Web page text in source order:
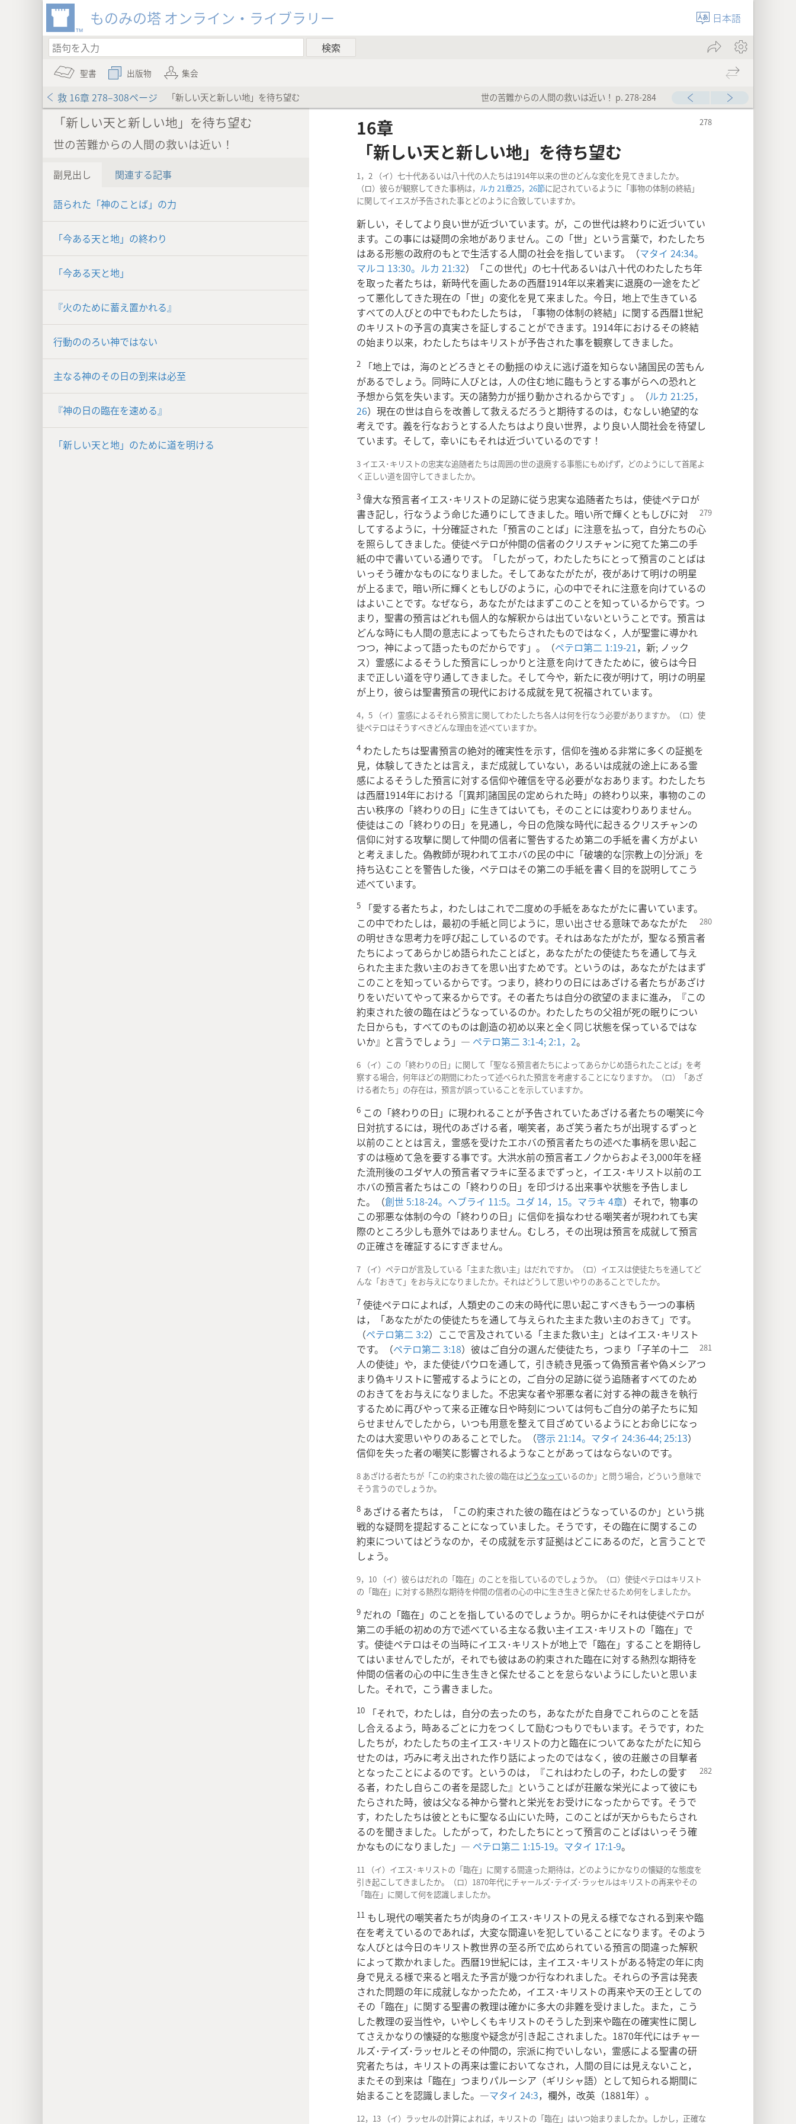
ものみの塔 オンライン・ライブラリー 日本語
聖書 出版物 集会
救 16章 278–308ページ 「新しい天と新しい地」を待ち望む 世の苦難からの人間の救いは近い！ p. 278-284
「新しい天と新しい地」を待ち望む
世の苦難からの人間の救いは近い！
副見出し 関連する記事
語られた「神のことば」の力
「今ある天と地」の終わり
「今ある天と地」
『火のために蓄え置かれる』
行動ののろい神ではない
主なる神のその日の到来は必至
『神の日の臨在を速める』
「新しい天と地」のために道を明ける
16章
「新しい天と新しい地」を待ち望む
1，2 （イ）七十代あるいは八十代の人たちは1914年以来の世のどんな変化を見てきましたか。
（ロ）彼らが観察してきた事柄は， ルカ 21章25，26節に記されているように「事物の体制の終結」
に関してイエスが予告された事とどのように合致していますか。
新しい，そしてより良い世が近づいています。が，この世代は終わりに近づいてい
ます。この事には疑問の余地がありません。この「世」という言葉で，わたしたち
はある形態の政府のもとで生活する人間の社会を指しています。（マタイ 24:34。
マルコ 13:30。 ルカ 21:32）「この世代」の七十代あるいは八十代のわたしたち年
を取った者たちは，新時代を画したあの西暦1914年以来着実に退廃の一途をたど
って悪化してきた現在の「世」の変化を見て来ました。今日，地上で生きている
すべての人びとの中でもわたしたちは，「事物の体制の終結」に関する西暦1世紀
のキリストの予言の真実さを証しすることができます。1914年におけるその終結
の始まり以来，わたしたちはキリストが予告された事を観察してきました。
2
「地上では，海のとどろきとその動揺のゆえに逃げ道を知らない諸国民の苦もん
があるでしょう。同時に人びとは，人の住む地に臨もうとする事がらへの恐れと
予想から気を失います。天の諸勢力が揺り動かされるからです」。（ルカ 21:25，
26）現在の世は自らを改善して救えるだろうと期待するのは，むなしい絶望的な
考えです。義を行なおうとする人たちはより良い世界，より良い人間社会を待望し
ています。そして，幸いにもそれは近づいているのです！
3 イエス･キリストの忠実な追随者たちは周囲の世の退廃する事態にもめげず，どのようにして首尾よ
く正しい道を固守してきましたか。
3 偉大な預言者イエス･キリストの足跡に従う忠実な追随者たちは，使徒ペテロが
書き記し，行なうよう命じた通りにしてきました。暗い所で輝くともしびに対
してするように，十分確証された「預言のことば」に注意を払って，自分たちの心
を照らしてきました。使徒ペテロが仲間の信者のクリスチャンに宛てた第二の手
紙の中で書いている通りです。「したがって，わたしたちにとって預言のことばは
いっそう確かなものになりました。そしてあなたがたが，夜があけて明けの明星
が上るまで，暗い所に輝くともしびのように，心の中でそれに注意を向けているの
はよいことです。なぜなら，あなたがたはまずこのことを知っているからです。つ
まり，聖書の預言はどれも個人的な解釈からは出ていないということです。預言は
どんな時にも人間の意志によってもたらされたものではなく，人が聖霊に導かれ
つつ，神によって語ったものだからです」。（ペテロ第二 1:19-21，新; ノック
ス）霊感によるそうした預言にしっかりと注意を向けてきたために，彼らは今日
まで正しい道を守り通してきました。そして今や，新たに夜が明けて，明けの明星
が上り，彼らは聖書預言の現代における成就を見て祝福されています。
4，5 （イ）霊感によるそれら預言に関してわたしたち各人は何を行なう必要がありますか。（ロ）使
徒ペテロはそうすべきどんな理由を述べていますか。
4 わたしたちは聖書預言の絶対的確実性を示す，信仰を強める非常に多くの証拠を
見，体験してきたとは言え，まだ成就していない，あるいは成就の途上にある霊
感によるそうした預言に対する信仰や確信を守る必要がなおあります。わたしたち
は西暦1914年における「[異邦]諸国民の定められた時」の終わり以来，事物のこの
古い秩序の「終わりの日」に生きてはいても，そのことには変わりありません。
使徒はこの「終わりの日」を見通し，今日の危険な時代に起きるクリスチャンの
信仰に対する攻撃に関して仲間の信者に警告するため第二の手紙を書く方がよい
と考えました。偽教師が現われてエホバの民の中に「破壊的な[宗教上の]分派」を
持ち込むことを警告した後，ペテロはその第二の手紙を書く目的を説明してこう
述べています。
5
「愛する者たちよ，わたしはこれで二度めの手紙をあなたがたに書いています。
この中でわたしは，最初の手紙と同じように， 思い出させる意味であなたがた
の明せきな思考力を呼び起こしているのです。それはあなたがたが，聖なる預言者
たちによってあらかじめ語られたことばと，あなたがたの使徒たちを通して与え
られた主また救い主のおきてを思い出すためです。というのは，あなたがたはまず
このことを知っているからです。つまり，終わりの日にはあざける者たちがあざけ
りをいだいてやって来るからです。その者たちは自分の欲望のままに進み，『この
約束された彼の臨在はどうなっているのか。わたしたちの父祖が死の眠りについ
た日からも，すべてのものは創造の初め以来と全く同じ状態を保っているではな
いか』と言うでしょう」― ペテロ第二 3:1-4;2:1，2。
6 （イ）この「終わりの日」に関して「聖なる預言者たちによってあらかじめ語られたことば」を考
察する場合，何年ほどの期間にわたって述べられた預言を考慮することになりますか。（ロ）「あざ
ける者たち」の存在は，預言が誤っていることを示していますか。
6 この「終わりの日」に現われることが予告されていたあざける者たちの嘲笑に今
日対抗するには，現代のあざける者，嘲笑者，あざ笑う者たちが出現するずっと
以前のこととは言え，霊感を受けたエホバの預言者たちの述べた事柄を思い起こ
すのは極めて急を要する事です。大洪水前の預言者エノクからおよそ3,000年を経
た流刑後のユダヤ人の預言者マラキに至るまでずっと，イエス･キリスト以前のエ
ホバの預言者たちはこの「終わりの日」を印づける出来事や状態を予告しまし
た。（創世 5:18-24。 ヘブライ 11:5。 ユダ 14，15。 マラキ 4章）それで，物事の
この邪悪な体制の今の「終わりの日」に信仰を損なわせる嘲笑者が現われても実
際のところ少しも意外ではありません。むしろ，その出現は預言を成就して預言
の正確さを確証するにすぎません。
7 （イ）ペテロが言及している「主また救い主」はだれですか。（ロ）イエスは使徒たちを通してど
んな「おきて」をお与えになりましたか。それはどうして思いやりのあることでしたか。
7 使徒ペテロによれば，人類史のこの末の時代に思い起こすべきもう一つの事柄
は，「あなたがたの使徒たちを通して与えられた主また救い主のおきて」です。
（ペテロ第二 3:2）ここで言及されている「主また救い主」とはイエス･キリスト
です。（ペテロ第二 3:18）彼はご自分の選んだ使徒たち，つまり「子羊の十二
人の使徒」や，また使徒パウロを通して，引き続き見張って偽預言者や偽メシアつ
まり偽キリストに警戒するようにとの，ご自分の足跡に従う追随者すべてのため
のおきてをお与えになりました。不忠実な者や邪悪な者に対する神の裁きを執行
するために再びやって来る正確な日や時刻については何もご自分の弟子たちに知
らせませんでしたから，いつも用意を整えて目ざめているようにとお命じになっ
たのは大変思いやりのあることでした。（啓示 21:14。 マタイ 24:36-44;25:13）
信仰を失った者の嘲笑に影響されるようなことがあってはならないのです。
8 あざける者たちが「この約束された彼の臨在はどうなっているのか」と問う場合，どういう意味で
そう言うのでしょうか。
8 あざける者たちは，「この約束された彼の臨在はどうなっているのか」という挑
戦的な疑問を提起することになっていました。そうです，その臨在に関するこの
約束についてはどうなのか，その成就を示す証拠はどこにあるのだ，と言うことで
しょう。
9，10 （イ）彼らはだれの「臨在」のことを指しているのでしょうか。（ロ）使徒ペテロはキリスト
の「臨在」に対する熱烈な期待を仲間の信者の心の中に生き生きと保たせるため何をしましたか。
9 だれの「臨在」のことを指しているのでしょうか。明らかにそれは使徒ペテロが
第二の手紙の初めの方で述べている主なる救い主イエス･キリストの「臨在」で
す。使徒ペテロはその当時にイエス･キリストが地上で「臨在」することを期待し
てはいませんでしたが，それでも彼はあの約束された臨在に対する熱烈な期待を
仲間の信者の心の中に生き生きと保たせることを怠らないようにしたいと思いま
した。それで，こう書きました。
10
「それで，わたしは，自分の去ったのち，あなたがた自身でこれらのことを話
し合えるよう，時あるごとに力をつくして励むつもりでもいます。そうです，わた
したちが，わたしたちの主イエス･キリストの力と臨在についてあなたがたに知ら
せたのは，巧みに考え出された作り話によったのではなく，彼の荘厳さの目撃者
となったことによるのです。というのは，『これはわたしの子，わたしの愛す
る者，わたし自らこの者を是認した』ということばが荘厳な栄光によって彼にも
たらされた時，彼は父なる神から誉れと栄光をお受けになったからです。そうで
す，わたしたちは彼とともに聖なる山にいた時，このことばが天からもたらされ
るのを聞きました。したがって，わたしたちにとって預言のことばはいっそう確
かなものになりました」― ペテロ第二 1:15-19。 マタイ 17:1-9。
11 （イ）イエス･キリストの「臨在」に関する間違った期待は，どのようにかなりの懐疑的な態度を
引き起こしてきましたか。（ロ）1870年代にチャールズ･テイズ･ラッセルはキリストの再来やその
「臨在」に関して何を認識しましたか。
11 もし現代の嘲笑者たちが肉身のイエス･キリストの見える様でなされる到来や臨
在を考えているのであれば，大変な間違いを犯していることになります。そのよう
な人びとは今日のキリスト教世界の至る所で広められている預言の間違った解釈
によって欺かれました。西暦19世紀には，主イエス･キリストがある特定の年に肉
身で見える様で来ると唱えた予言が幾つか行なわれました。それらの予言は発表
された問題の年に成就しなかったため，イエス･キリストの再来や天の王としての
その「臨在」に関する聖書の教理は確かに多大の非難を受けました。また，こう
した教理の妥当性や，いやしくもキリストのそうした到来や臨在の確実性に関し
てさえかなりの懐疑的な態度や疑念が引き起こされました。1870年代にはチャー
ルズ･テイズ･ラッセルとその仲間の，宗派に拘でいしない，霊感による聖書の研
究者たちは，キリストの再来は霊においてなされ，人間の目には見えないこと，
またその到来は「臨在」つまりパルーシア（ギリシャ語）として知られる期間に
始まることを認識しました。―マタイ 24:3，欄外，改英（1881年）。
12，13 （イ）ラッセルの計算によれば，キリストの「臨在」はいつ始まりましたか。しかし，正確な